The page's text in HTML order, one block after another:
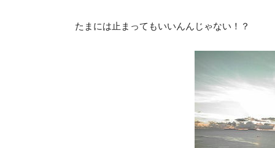
たまには止まってもいいんんじゃない！？